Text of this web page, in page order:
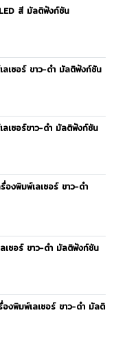
สี มัลติฟังก์ชัน
เซอร์ ขาว-ดำ มัลติฟังก์ชัน
เซอร์ขาว-ดำ มัลติฟังก์ชัน
งพิมพ์เลเซอร์ ขาว-ดำ
เซอร์ ขาว-ดำ มัลติฟังก์ชัน
งพิมพ์เลเซอร์ ขาว-ดำ มัลติ